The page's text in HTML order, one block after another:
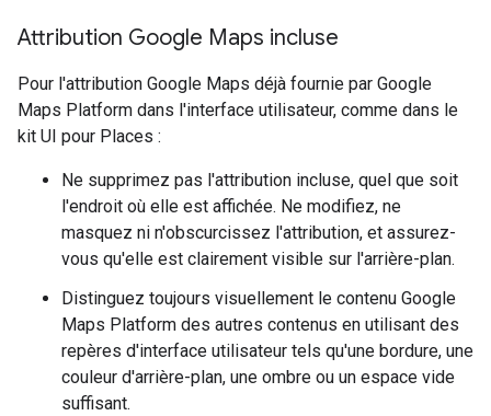
Attribution Google Maps incluse
Pour l'attribution Google Maps déjà fournie par Google
Maps Platform dans l'interface utilisateur, comme dans le
kit UI pour Places :
Ne supprimez pas l'attribution incluse, quel que soit
l'endroit où elle est affichée. Ne modifiez, ne
masquez ni n'obscurcissez l'attribution, et assurez-
vous qu'elle est clairement visible sur l'arrière-plan.
Distinguez toujours visuellement le contenu Google
Maps Platform des autres contenus en utilisant des
repères d'interface utilisateur tels qu'une bordure, une
couleur d'arrière-plan, une ombre ou un espace vide
suffisant.